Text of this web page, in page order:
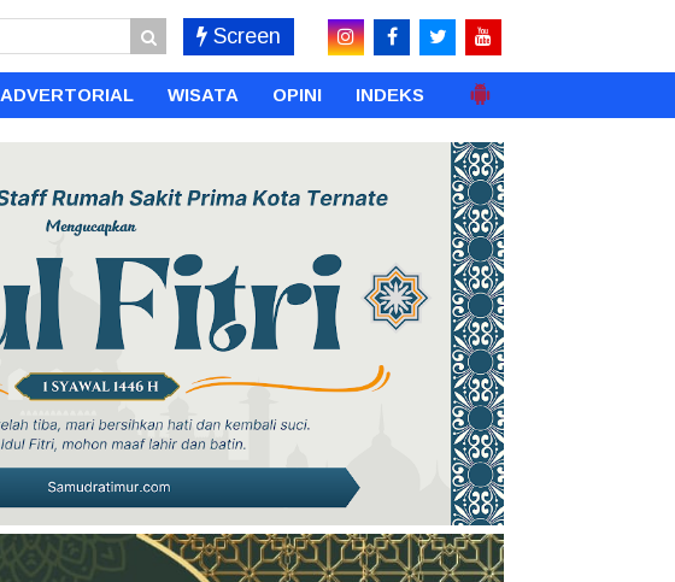
Screen
ADVERTORIAL WISATA OPINI INDEKS